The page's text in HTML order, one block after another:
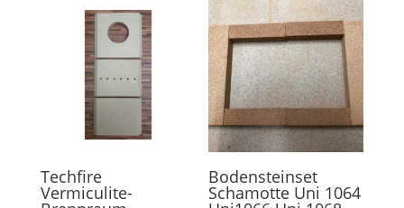
Techfire
Vermiculite-
Bodensteinset
Schamotte Uni 1064